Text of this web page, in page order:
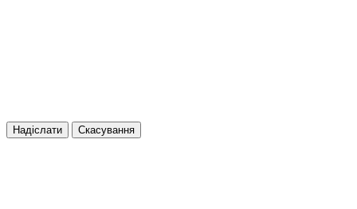
Надіслати Скасування